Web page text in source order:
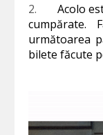
2. Acolo
cumpărate.
următoarea
bilete făcute